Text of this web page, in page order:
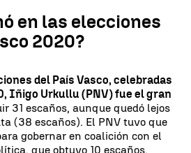
en las elecciones
2020?
del País Vasco, celebradas
Iñigo Urkullu (PNV) fue el gran
31 escaños, aunque quedó lejos
(38 escaños). El PNV tuvo que
gobernar en coalición con el
que obtuvo 10 escaños.